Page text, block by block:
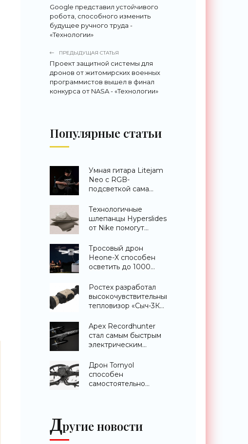
Google представил устойчивого
робота, способного изменить
будущее ручного труда -
«Технологии»
ПРЕДЫДУЩАЯ СТАТЬЯ
Проект защитной системы для
дронов от житомирских военных
программистов вышел в финал
конкурса от NASA - «Технологии»
Популярные статьи
Умная гитара Litejam
Neo с RGB-
подсветкой сама
«Гаджеты»
Технологичные
шлепанцы Hyperslides
от Nike помогут
ноги после
тренировки -
«Гаджеты»
Тросовый дрон
Heone-X способен
осветить до 1000
земли -
«Беспилотники»
Ростех разработал
высокочувствительный
тепловизор «Сыч-3К»
распознавания до 2
км - «Гаджеты»
Apex Recordhunter
стал самым быстрым
электрическим
«Беспилотники»
Дрон Tornyol
способен
самостоятельно
Другие новости